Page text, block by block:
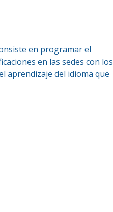
en programar el
en las sedes con los
aprendizaje del idioma que